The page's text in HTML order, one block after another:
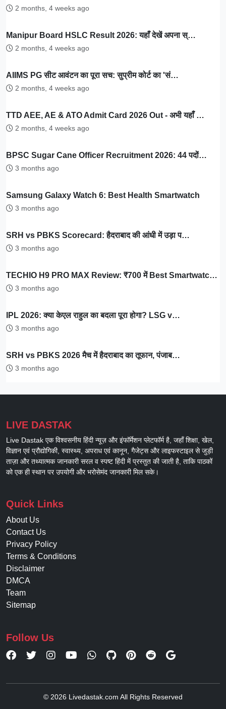
2 months, 4 weeks ago
Manipur Board HSLC Result 2026: यहाँ देखें अपना स्…
2 months, 4 weeks ago
AIIMS PG सीट आवंटन का पूरा सच: सुप्रीम कोर्ट का 'सं…
2 months, 4 weeks ago
TTD AEE, AE & ATO Admit Card 2026 Out - अभी यहाँ …
2 months, 4 weeks ago
BPSC Sugar Cane Officer Recruitment 2026: 44 पदों…
3 months ago
Samsung Galaxy Watch 6: Best Health Smartwatch
3 months ago
SRH vs PBKS Scorecard: हैदराबाद की आंधी में उड़ा प…
3 months ago
TECHIO H9 PRO MAX Review: ₹700 में Best Smartwatc…
3 months ago
IPL 2026: क्या केएल राहुल का बदला पूरा होगा? LSG v…
3 months ago
SRH vs PBKS 2026 मैच में हैदराबाद का तूफान, पंजाब…
3 months ago
LIVE DASTAK
Live Dastak एक विश्वसनीय हिंदी न्यूज़ और इंफॉर्मेशन प्लेटफॉर्म है, जहाँ शिक्षा, खेल,
विज्ञान एवं प्रौद्योगिकी, स्वास्थ्य, अपराध एवं कानून, गैजेट्स और लाइफस्टाइल से जुड़ी
ताज़ा और तथ्यात्मक जानकारी सरल व स्पष्ट हिंदी में प्रस्तुत की जाती है, ताकि पाठकों
को एक ही स्थान पर उपयोगी और भरोसेमंद जानकारी मिल सके।
Quick Links
About Us
Contact Us
Privacy Policy
Terms & Conditions
Disclaimer
DMCA
Team
Sitemap
Follow Us
© 2026 Livedastak.com All Rights Reserved